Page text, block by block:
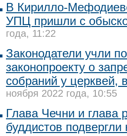
В Кирилло-
УПЦ пришли с
года, 11:22
Законодатели учли
законопроекту о
собраний у церквей,
ноября 2022 года, 10:55
Глава Чечни и глава
буддистов подвергли